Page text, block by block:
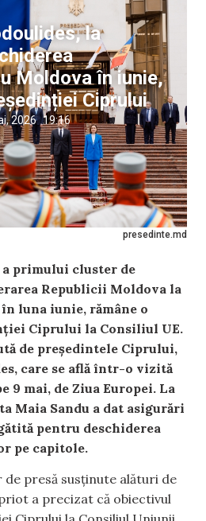
presedinte.md
la
Moldova în iunie,
Ciprului
2026 19:16
primului cluster de
Republicii Moldova la
luna iunie, rămâne o
Ciprului la Consiliul UE.
de președintele Ciprului,
care se află într-o vizită
9 mai, de Ziua Europei. La
Maia Sandu a dat asigurări
pentru deschiderea
pe capitole.
presă susținute alături de
a precizat că obiectivul